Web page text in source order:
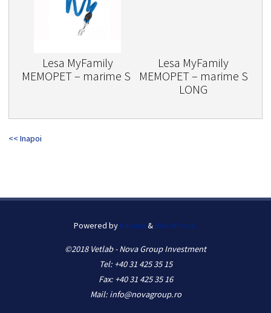
Lesa MyFamily
MEMOPET – marime S
Lesa MyFamily
MEMOPET – marime S
LONG
<< Inapoi
Powered by Kahuna &WordPress.
©2018 Vetlab - Nova Group Investment
Tel: +40 31 425 35 15
Fax: +40 31 425 35 16
Mail: info@novagroup.ro